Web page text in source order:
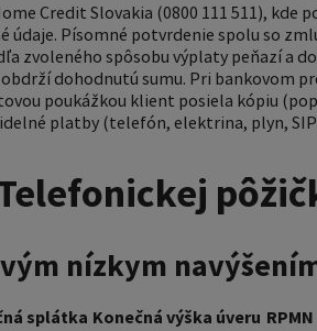
Credit Slovakia (0800 111 511), kde
Písomné potvrdenie spolu so
zvoleného spôsobu výplaty peňazí a
dohodnutú sumu. Pri bankovom
poukážkou klient posiela kópiu
platby (telefón, elektrina, plyn,
nízkym
splátka Konečná výška úveru RPMN